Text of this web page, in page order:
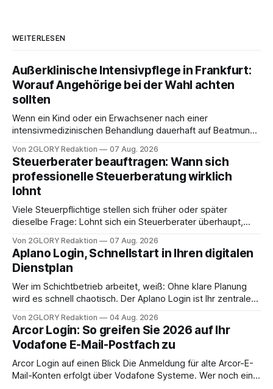
WEITERLESEN
Außerklinische Intensivpflege in Frankfurt:
Worauf Angehörige bei der Wahl achten
sollten
Wenn ein Kind oder ein Erwachsener nach einer
intensivmedizinischen Behandlung dauerhaft auf Beatmung
angewiesen ist, stellt sich für Familien eine schwierige
Frage: Muss die Versorgung dauerhaft in der Klinik bleiben –
oder ist ein Leben zu Hause möglich? Die außerklinische
Intensivpflege bietet genau diese Alternative: Sie
Von 2GLORY Redaktion 07 Aug. 2026
Steuerberater beauftragen: Wann sich
professionelle Steuerberatung wirklich
lohnt
Viele Steuerpflichtige stellen sich früher oder später
dieselbe Frage: Lohnt sich ein Steuerberater überhaupt,
erledigen? Die kurze Antwort: Bei einfachen
Einkommensverhältnissen reicht häufig eine Steuersoftware
aus – sobald jedoch mehrere Einkunftsarten
zusammentreffen oder größere finanzielle Veränderungen
anstehen, zahlt sich professionelle Unterstützung meist
Von 2GLORY Redaktion 07 Aug. 2026
Aplano Login, Schnellstart in Ihren digitalen
Dienstplan
Wer im Schichtbetrieb arbeitet, weiß: Ohne klare Planung
wird es schnell chaotisch. Der Aplano Login ist Ihr zentraler
abwesenheiten und die gesamte kommunikation rund um
Ihr personal digital zu organisieren. In diesem Leitfaden
erfahren Sie alles, was Sie für einen reibungslosen Einstieg
brauchen, von der Registrierung
Von 2GLORY Redaktion 04 Aug. 2026
Arcor Login: So greifen Sie 2026 auf Ihr
Vodafone E-Mail-Postfach zu
Arcor Login auf einen Blick Die Anmeldung für alte Arcor-E-
Mail-Konten erfolgt über Vodafone Systeme. Wer noch eine